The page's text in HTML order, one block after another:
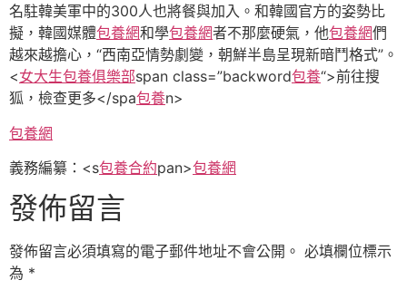
名駐韓美軍中的300人也將餐與加入。和韓國官方的姿勢比
擬，韓國媒體包養網和學包養網者不那麼硬氣，他包養網們
越來越擔心，“西南亞情勢劇變，朝鮮半島呈現新暗鬥格式”。
<女大生包養俱樂部span class=”backword包養“>前往搜
狐，檢查更多</spa包養n>
包養網
義務編纂：<s包養合約pan>包養網
發佈留言
發佈留言必須填寫的電子郵件地址不會公開。 必填欄位標示
為 *